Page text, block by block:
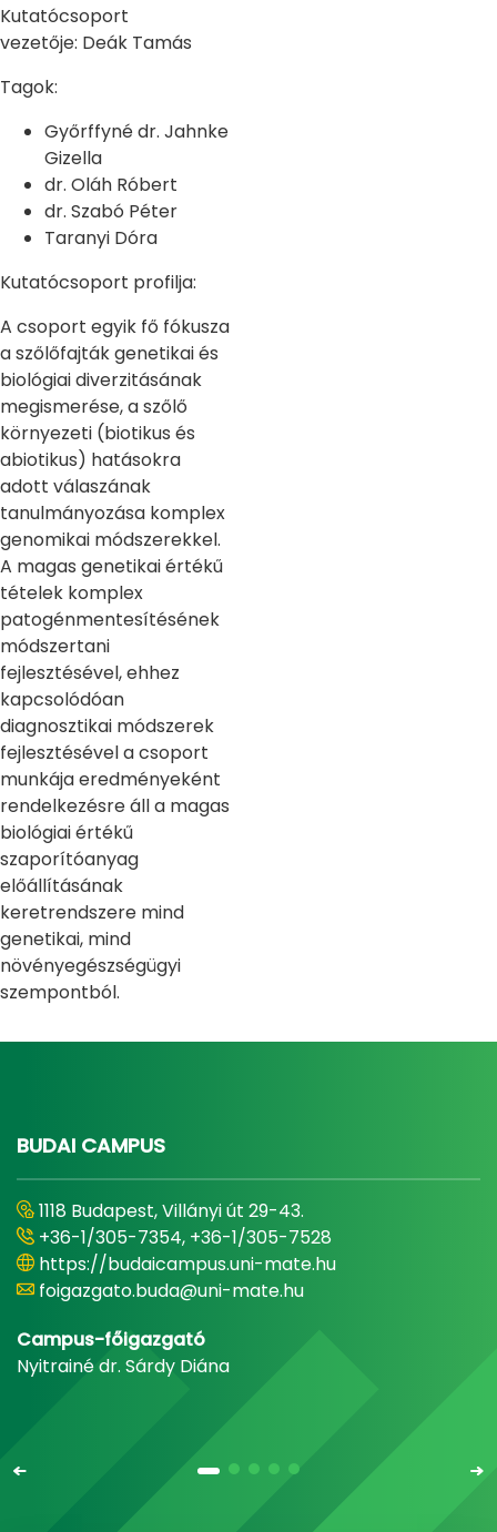
Kutatócsoport
vezetője: Deák Tamás
Tagok:
Győrffyné dr. Jahnke
Gizella
dr. Oláh Róbert
dr. Szabó Péter
Taranyi Dóra
Kutatócsoport profilja:
A csoport egyik fő fókusza
a szőlőfajták genetikai és
biológiai diverzitásának
megismerése, a szőlő
környezeti (biotikus és
abiotikus) hatásokra
adott válaszának
tanulmányozása komplex
genomikai módszerekkel.
A magas genetikai értékű
tételek komplex
patogénmentesítésének
módszertani
fejlesztésével, ehhez
kapcsolódóan
diagnosztikai módszerek
fejlesztésével a csoport
munkája eredményeként
rendelkezésre áll a magas
biológiai értékű
szaporítóanyag
előállításának
keretrendszere mind
genetikai, mind
növényegészségügyi
szempontból.
BUDAI CAMPUS
1118 Budapest, Villányi út 29-43.
+36-1/305-7354, +36-1/305-7528
https://budaicampus.uni-mate.hu
foigazgato.buda@uni-mate.hu
Campus-főigazgató
Nyitrainé dr. Sárdy Diána